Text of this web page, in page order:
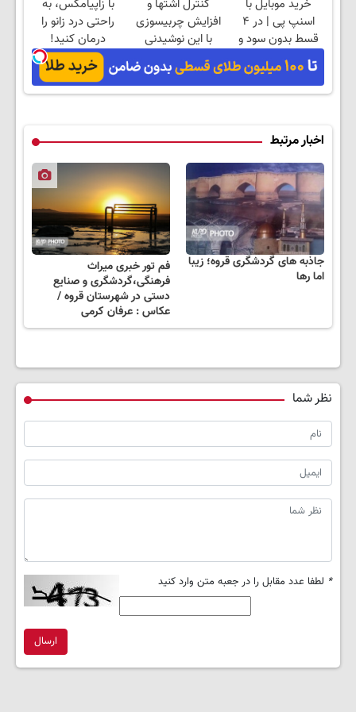
خرید موبایل با
اسنپ پی | در ۴
قسط بدون سود و
کارمزد!
کنترل اشتها و
افزایش چربیسوزی
با این نوشیدنی
گیاهی
با زاپیامکس، به
راحتی درد زانو را
درمان کنید!
اخبار مرتبط
جاذبه های گردشگری قروه؛ زیبا
اما رها
فم تور خبری میراث
فرهنگی،گردشگری و صنایع
دستی در شهرستان قروه /
عکاس : عرفان کرمی
نظر شما
* لطفا عدد مقابل را در جعبه متن وارد کنید
ارسال